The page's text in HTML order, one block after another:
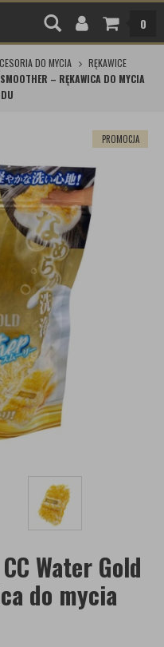
0
DO MYCIA
RĘKAWICE
– RĘKAWICA DO MYCIA
PROMOCJA
Water Gold
do mycia